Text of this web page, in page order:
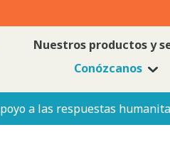
Nuestros productos y
Conózcanos
a las respuestas